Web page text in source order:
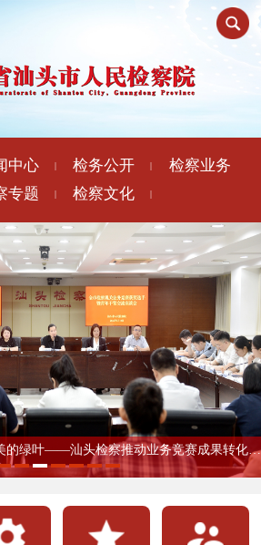
中心 检务公开
检察业务
专题 检察文化
长走进人大代表联络站听取群众意见建议
大会选举新一届 机关党委、机关纪委 成长为最强壮的枝条、最美的绿叶——汕头检察推动业务竞赛成果转化为履职本领
立和践行正确政绩观学习教育专题党课
察院召开“七一”表彰大会
察长带队到基层开展调研 新时代检察宣传周丨市检察院举办“检爱四十载 携手向未来”检察开放日活动